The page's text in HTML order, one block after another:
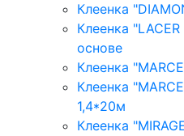
Клеенка
Клеенка
основе
Клеенка
Клеенка
1,4*20м
Клеенка